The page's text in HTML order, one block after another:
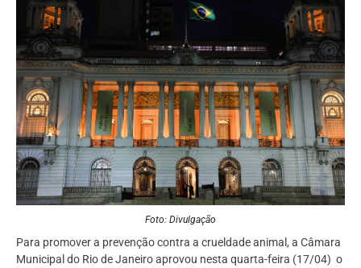
Foto: Divulgação
Para promover a prevenção contra a crueldade animal, a Câmara
Municipal do Rio de Janeiro aprovou nesta quarta-feira (17/04) o